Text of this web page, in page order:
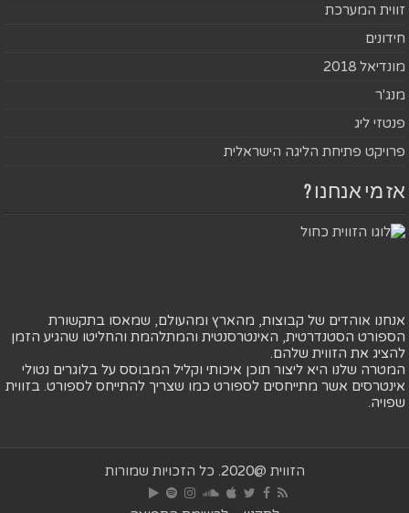
זווית המערכת
חידונים
מונדיאל 2018
מנג'ר
פנטזי ליג
פרויקט פתיחת הליגה הישראלית
אז מי אנחנו ?
אנחנו אוהדים של קבוצות, מהארץ ומהעולם, שמאסו בתקשורת
הספורט הסטנדרטית, האינטרסנטית והמתלהמת והחליטו שהגיע הזמן
להציג את הזווית שלהם.
המטרה שלנו היא ליצור תוכן איכותי וקליל המבוסס על בלוגרים נטולי
אינטרסים אשר מתייחסים לספורט כמו שצריך להתייחס לספורט. בזווית
שפויה.
הזווית @2020. כל הזכויות שמורות